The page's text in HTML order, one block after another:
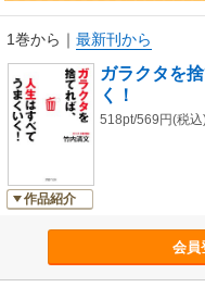
1巻から ｜ 最新刊から
作品紹介
ガラクタを
く！
518pt/569円(税込
会員